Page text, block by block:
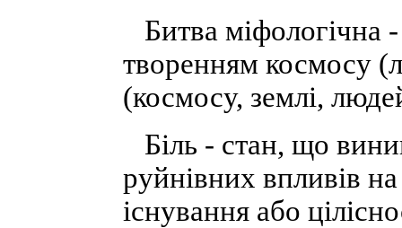
Битва міфологічна
творенням космосу
(космосу, землі,
Біль - стан, що
руйнівних впливів
існування або